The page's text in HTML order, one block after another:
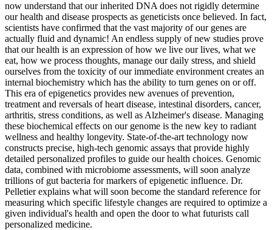
now understand that our inherited DNA does not rigidly determine
our health and disease prospects as geneticists once believed. In fact,
scientists have confirmed that the vast majority of our genes are
actually fluid and dynamic! An endless supply of new studies prove
that our health is an expression of how we live our lives, what we
eat, how we process thoughts, manage our daily stress, and shield
ourselves from the toxicity of our immediate environment creates an
internal biochemistry which has the ability to turn genes on or off.
This era of epigenetics provides new avenues of prevention,
treatment and reversals of heart disease, intestinal disorders, cancer,
arthritis, stress conditions, as well as Alzheimer's disease. Managing
these biochemical effects on our genome is the new key to radiant
wellness and healthy longevity. State-of-the-art technology now
constructs precise, high-tech genomic assays that provide highly
detailed personalized profiles to guide our health choices. Genomic
data, combined with microbiome assessments, will soon analyze
trillions of gut bacteria for markers of epigenetic influence. Dr.
Pelletier explains what will soon become the standard reference for
measuring which specific lifestyle changes are required to optimize a
given individual's health and open the door to what futurists call
personalized medicine.